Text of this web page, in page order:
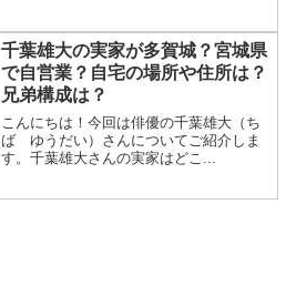
千葉雄大の実家が多賀城？宮城県
で自営業？自宅の場所や住所は？
兄弟構成は？
こんにちは！今回は俳優の千葉雄大（ち
ば ゆうだい）さんについてご紹介しま
す。千葉雄大さんの実家はどこ...